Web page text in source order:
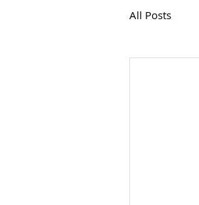
All Posts